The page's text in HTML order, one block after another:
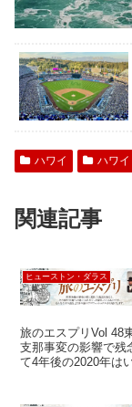
ハワイ ハワイ
関連記事
ヒューストン・ダラス
旅のエスプリVol 48
支那事変の影響で残
て4年後の2020年は